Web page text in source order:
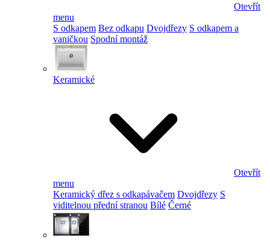
Otevřít
menu
S odkapem Bez odkapu Dvojdřezy S odkapem a
vaničkou Spodní montáž
Keramické
Otevřít
menu
Keramický dřez s odkapávačem Dvojdřezy S
viditelnou přední stranou Bílé Černé